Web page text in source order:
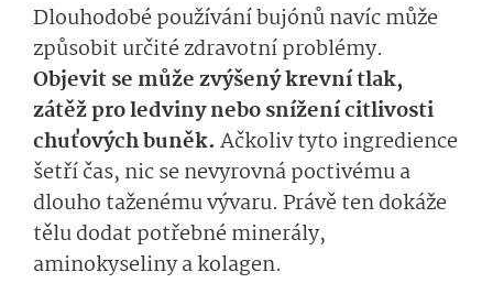
Dlouhodobé používání bujónů navíc může
způsobit určité zdravotní problémy.
Objevit se může zvýšený krevní tlak,
zátěž pro ledviny nebo snížení citlivosti
chuťových buněk. Ačkoliv tyto ingredience
šetří čas, nic se nevyrovná poctivému a
dlouho taženému vývaru. Právě ten dokáže
tělu dodat potřebné minerály,
aminokyseliny a kolagen.